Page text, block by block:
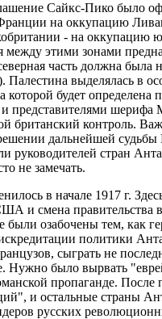
Сайкс-Пико было
на оккупацию
- на оккупацию
этими зонами
часть должна
Палестина выделялась в
будет определена
представителями
британский контроль.
дальнейшей
руководителей стран
не замечать.
в начале 1917 г.
и смена правительства
были озабочены тем, как
политики
сыграть не
было вырвать
пропаганде.
и остальные страны
русских